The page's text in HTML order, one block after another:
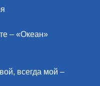
– «Океан»
всегда мой –